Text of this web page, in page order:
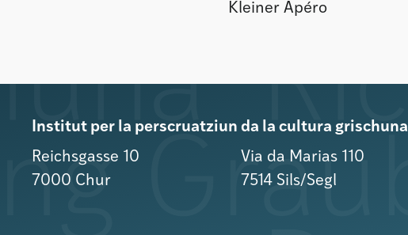
Kleiner Apéro
Institut per la perscruatziun da la cultura grischuna
Reichsgasse 10
7000 Chur
Via da Marias 110
7514 Sils/Segl